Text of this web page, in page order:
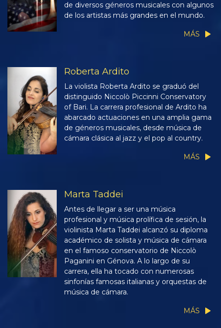
de diversos géneros musicales con algunos
de los artistas más grandes en el mundo.
MÁS
Roberta Ardito
La violista Roberta Ardito se graduó del
distinguido Niccolò Piccinni Conservatory
of Bari. La carrera profesional de Ardito ha
abarcado actuaciones en una amplia gama
de géneros musicales, desde música de
cámara clásica al jazz y el pop al country.
MÁS
Marta Taddei
Antes de llegar a ser una música
profesional y música prolífica de sesión, la
violinista Marta Taddei alcanzó su diploma
académico de solista y música de cámara
en el famoso conservatorio de Niccolò
Paganini en Génova. A lo largo de su
carrera, ella ha tocado con numerosas
sinfonías famosas italianas y orquestas de
música de cámara.
MÁS